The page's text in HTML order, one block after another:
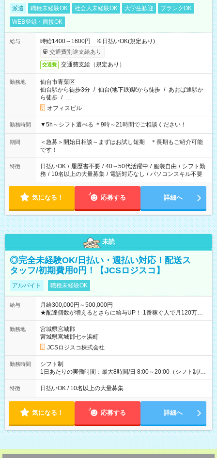
派遣 職種未経験OK 社会人未経験OK 大学生歓迎
ブランクOK
WEB登録・面接OK
給与
時給1400～1600円 ※日払いOK(規定あり)
交通費別途支給あり
交通費 交通費支給（規定あり）
勤務地
仙台市青葉区
仙台駅から徒歩3分 / 仙台(地下鉄)駅から徒歩 / あおば通駅か
ら徒歩 / …
オフィスビル
勤務時間 ▼5h～シフト選べる ＊9時～21時間でご相談ください！
期間
＜急募＞開始日相談～まずはお試し短期 ＊長期もご紹介可能
です！
特徴 日払いOK / 履歴書不要 / 40～50代活躍中 / 服装自由 / シフト勤
務 / 10名以上の大量募集 / 電話対応なし / パソコンスキル不要
気になる！ 応募する 詳細へ
未読
◎完全未経験OK/日払い・週払い対応！配送ス
タッフ/初期費用0円！【JCSロジスコ】
アルバイト 職種未経験OK
給与
月給300,000円～500,000円
★配達個数が増えるとさらに給与UP！ 1番稼ぐ人で月120万ほ
ど！ ・主要都市エリア 月収55万円／週5日稼働 月収65万~112
万円／週6日稼働 ・地方郊外エリア 月収40万円／週5日稼働 月
収40万円~50万円／週6日稼働 ＜モデルイメージ＞ ■月収50万
円 (27歳男性/江東区在住)※元建築関係 1日150個配達×25日勤務
(日休み) ■月収80万円(43歳男性/墨田区在住)※元営業 1日200個
勤務地
宮城県宮城郡
宮城県宮城郡七ヶ浜町
JCSロジスコ株式会社
勤務時間
シフト制
1日あたりの実働時間：最大8時間/日 8:00～20:00（シフト制/実
働8時間） ※週5日勤務（場所次第では週4も有り） ※配達状況
によって時間外での勤務可能性有り ※案件により多少の前後あ
特徴 日払いOK / 10名以上の大量募集
気になる！ 応募する 詳細へ